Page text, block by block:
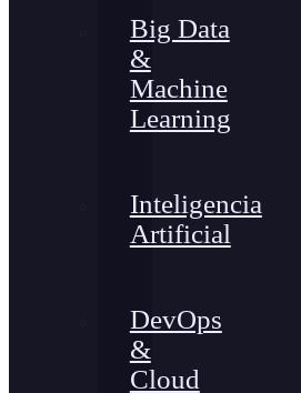
Big Data
&
Machine
Learning
Inteligencia
Artificial
DevOps
&
Cloud